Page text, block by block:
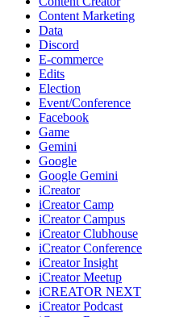
Content Marketing
Data
Discord
E-commerce
Edits
Election
Event/Conference
Facebook
Game
Gemini
Google
Google Gemini
iCreator
iCreator Camp
iCreator Campus
iCreator Clubhouse
iCreator Conference
iCreator Insight
iCreator Meetup
iCREATOR NEXT
iCreator Podcast